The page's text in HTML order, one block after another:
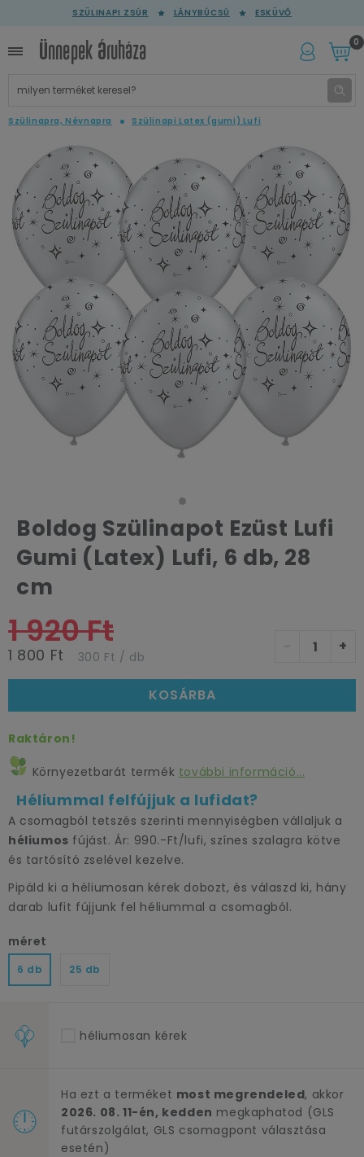
SZÜLINAPI ZSÚR LÁNYBÚCSÚ ESKÜVŐ
0
Szülinapra, Névnapra Szülinapi Latex (gumi) Lufi
Boldog Szülinapot Ezüst Lufi
Gumi (Latex) Lufi, 6 db, 28
cm
1 920 Ft
1 800 Ft 300 Ft / db
+
KOSÁRBA
Raktáron!
Környezetbarát termék további információ...
Héliummal felfújjuk a lufidat?
A csomagból tetszés szerinti mennyiségben vállaljuk a
héliumos fújást. Ár: 990.-Ft/lufi, színes szalagra kötve
és tartósító zselével kezelve.
Pipáld ki a héliumosan kérek dobozt, és válaszd ki, hány
darab lufit fújjunk fel héliummal a csomagból.
méret
6 db 25 db
héliumosan kérek
Ha ezt a terméket most megrendeled, akkor
2026. 08. 11-én, kedden megkaphatod (GLS
futárszolgálat, GLS csomagpont választása
esetén)